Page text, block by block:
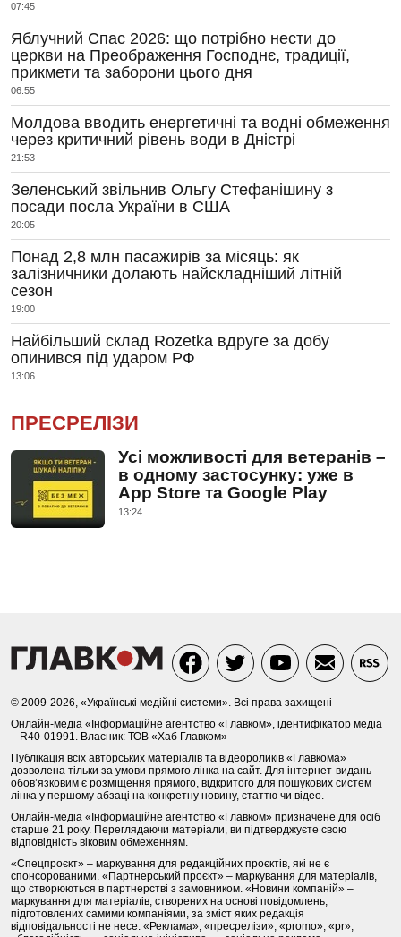
07:45
Яблучний Спас 2026: що потрібно нести до
церкви на Преображення Господнє, традиції,
прикмети та заборони цього дня
06:55
Молдова вводить енергетичні та водні обмеження
через критичний рівень води в Дністрі
21:53
Зеленський звільнив Ольгу Стефанішину з
посади посла України в США
20:05
Понад 2,8 млн пасажирів за місяць: як
залізничники долають найскладніший літній
сезон
19:00
Найбільший склад Rozetka вдруге за добу
опинився під ударом РФ
13:06
ПРЕСРЕЛІЗИ
Усі можливості для ветеранів –
в одному застосунку: уже в
App Store та Google Play
13:24
© 2009-2026, «Українські медійні системи». Всі права захищені
Онлайн-медіа «Інформаційне агентство «Главком», ідентифікатор медіа
– R40-01991. Власник: ТОВ «Хаб Главком»
Публікація всіх авторських матеріалів та відеороликів «Главкома»
дозволена тільки за умови прямого лінка на сайт. Для інтернет-видань
обов’язковим є розміщення прямого, відкритого для пошукових систем
лінка у першому абзаці на конкретну новину, статтю чи відео.
Онлайн-медіа «Інформаційне агентство «Главком» призначене для осіб
старше 21 року. Переглядаючи матеріали, ви підтверджуєте свою
відповідність віковим обмеженням.
«Спецпроєкт» – маркування для редакційних проєктів, які не є
спонсорованими. «Партнерський проєкт» – маркування для матеріалів,
що створюються в партнерстві з замовником. «Новини компаній» –
маркування для матеріалів, створених на основі повідомлень,
підготовлених самими компаніями, за зміст яких редакція
відповідальності не несе. «Реклама», «пресрелізи», «promo», «pr»,